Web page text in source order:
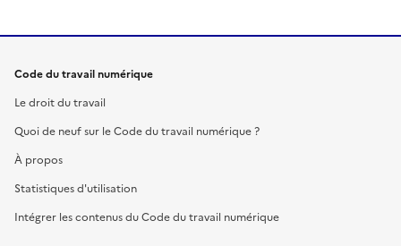
Code du travail numérique
Le droit du travail
Quoi de neuf sur le Code du travail numérique ?
À propos
Statistiques d'utilisation
Intégrer les contenus du Code du travail numérique